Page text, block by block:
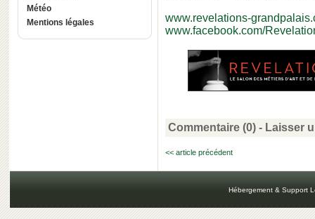
Météo
Mentions légales
www.revelations-
www.facebook.com/
Commentaire (0) - Laisser
<< article précédent
Hébergement & Support